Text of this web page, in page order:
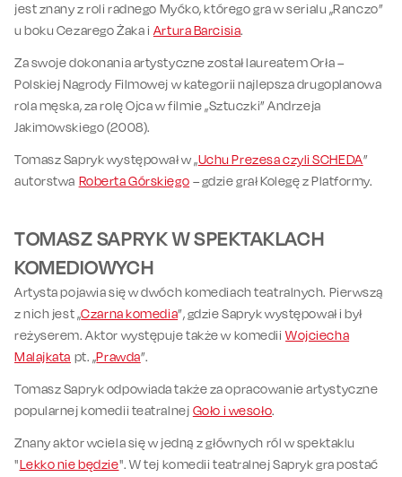
jest znany z roli radnego Myćko, którego gra w serialu „Ranczo”
u boku Cezarego Żaka iArtura Barcisia.
Za swoje dokonania artystyczne został laureatem Orła –
Polskiej Nagrody Filmowej w kategorii najlepsza drugoplanowa
rola męska, za rolę Ojca w filmie „Sztuczki” Andrzeja
Jakimowskiego (2008).
Tomasz Sapryk występował w „Uchu Prezesa czyli SCHEDA”
autorstwa Roberta Górskiego – gdzie grał Kolegę z Platformy.
TOMASZ SAPRYK W SPEKTAKLACH
KOMEDIOWYCH
Artysta pojawia się w dwóch komediach teatralnych. Pierwszą
z nich jest „Czarna komedia”, gdzie Sapryk występował i był
reżyserem. Aktor występuje także w komediiWojciecha
Malajkata pt. „Prawda”.
Tomasz Sapryk odpowiada także za opracowanie artystyczne
popularnej komedii teatralnej Goło i wesoło.
Znany aktor wciela się w jedną z głównych ról w spektaklu
"Lekko nie będzie". W tej komedii teatralnej Sapryk gra postać